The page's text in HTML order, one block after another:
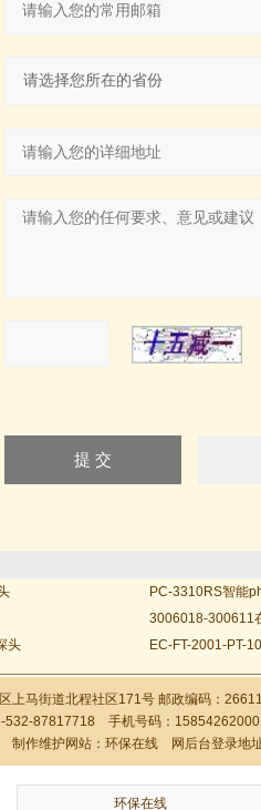
PC-3310RS智能
3006018-300611
头
EC-FT-2001-PT-
上马街道北程社区171号 邮政编码：
532-87817718 手机号码：
制作维护网站： 环保在线 网后台登录地
环保在线